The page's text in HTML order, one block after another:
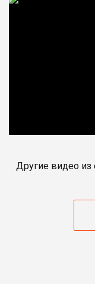
Другие видео из